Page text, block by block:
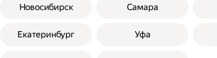
Новосибирск
Екатеринбург
Самара
Уфа